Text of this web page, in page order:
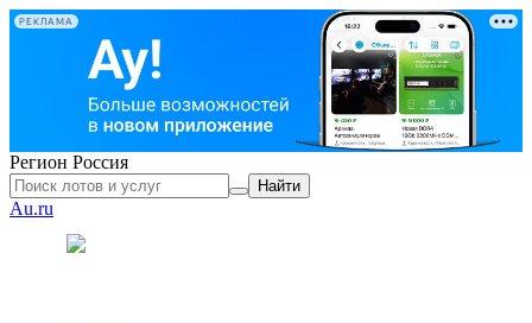
РЕКЛАМА
Регион Россия
Найти
Au.ru